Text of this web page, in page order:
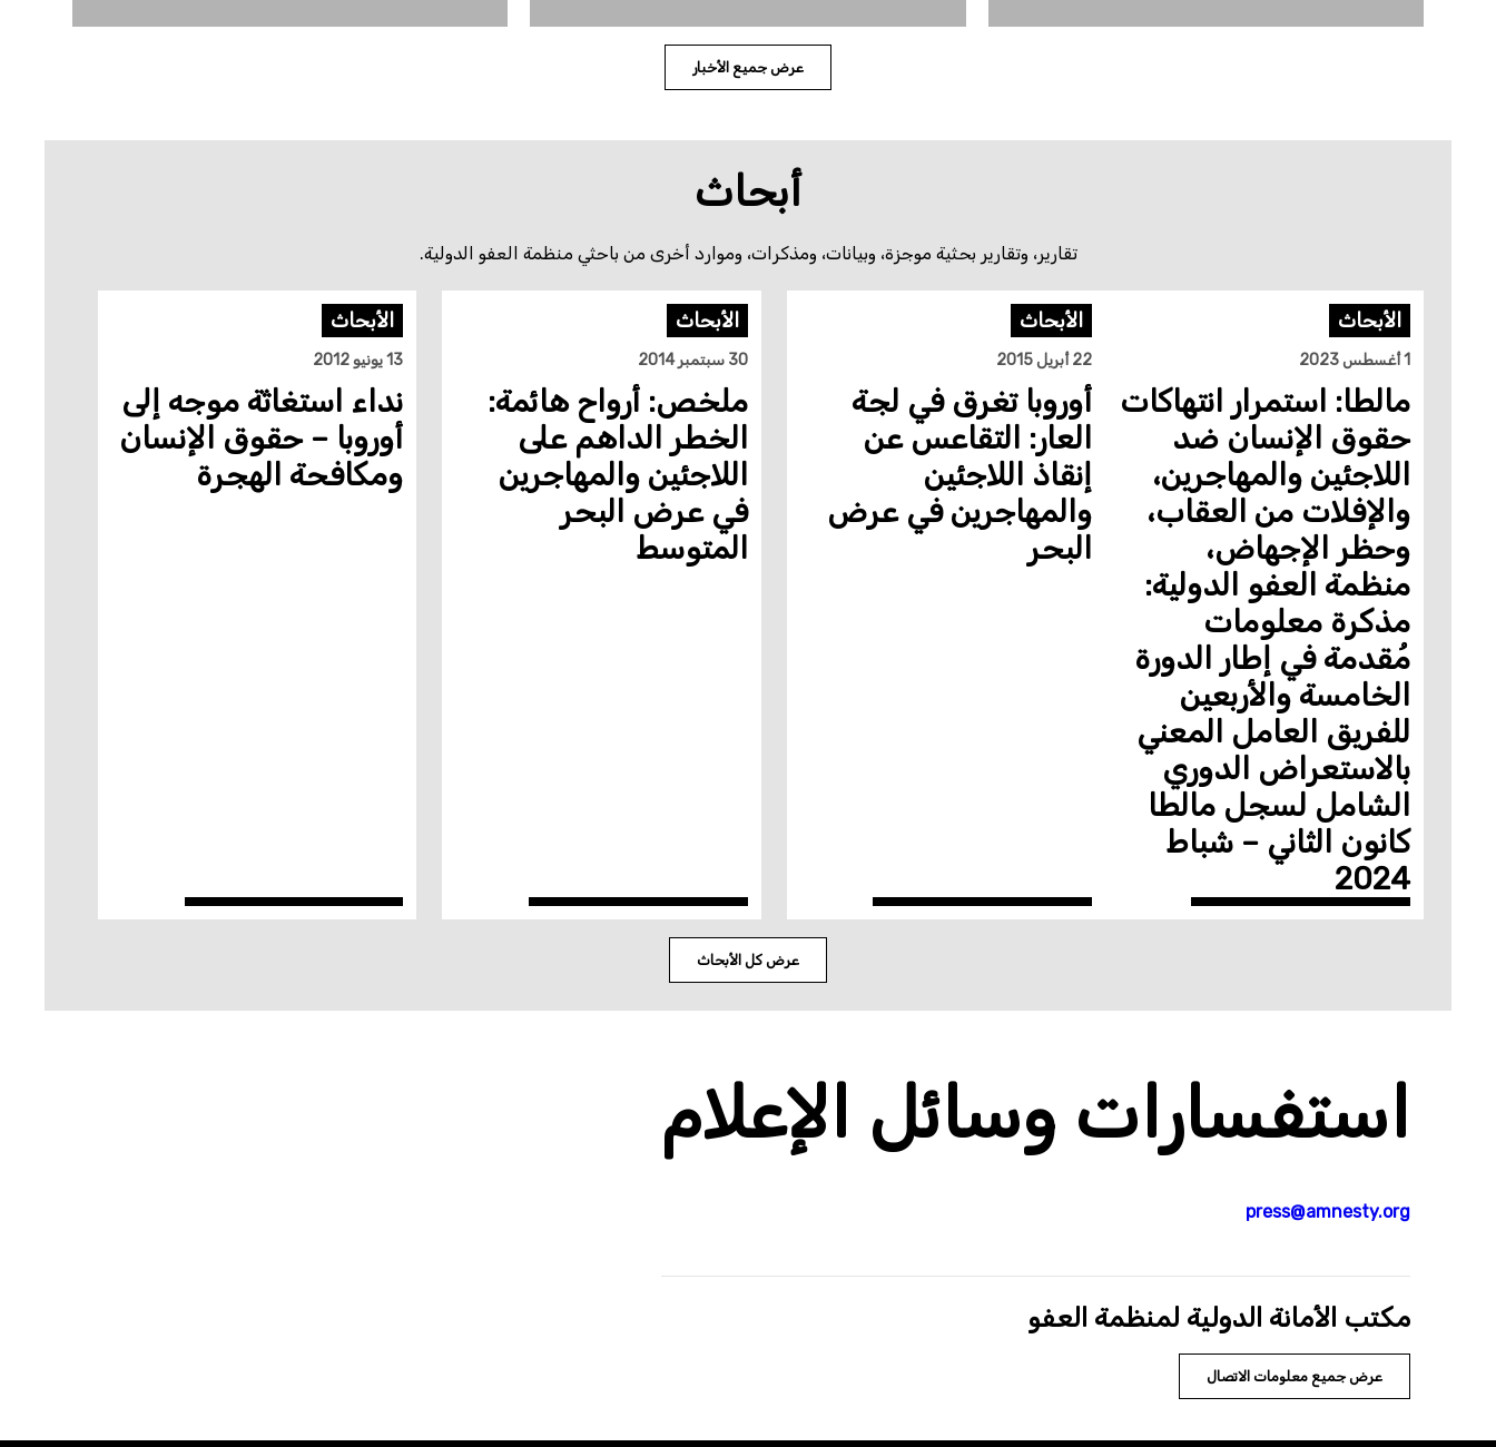
عرض جميع الأخبار
أبحاث
تقارير، وتقارير بحثية موجزة، وبيانات، ومذكرات، وموارد أخرى من باحثي منظمة العفو الدولية.
الأبحاث
1 أغسطس 2023
مالطا: استمرار انتهاكات
حقوق الإنسان ضد
اللاجئين والمهاجرين،
والإفلات من العقاب،
وحظر الإجهاض،
منظمة العفو الدولية:
مذكرة معلومات
مُقدمة في إطار الدورة
الخامسة والأربعين
للفريق العامل المعني
بالاستعراض الدوري
الشامل لسجل مالطا
كانون الثاني – شباط
2024
الأبحاث
22 أبريل 2015
أوروبا تغرق في لجة
العار: التقاعس عن
إنقاذ اللاجئين
والمهاجرين في عرض
البحر
الأبحاث
30 سبتمبر 2014
ملخص: أرواح هائمة:
الخطر الداهم على
اللاجئين والمهاجرين
في عرض البحر
المتوسط
الأبحاث
13 يونيو 2012
نداء استغاثة موجه إلى
أوروبا – حقوق الإنسان
ومكافحة الهجرة
عرض كل الأبحاث
استفسارات وسائل الإعلام
press@amnesty.org
مكتب الأمانة الدولية لمنظمة العفو
عرض جميع معلومات الاتصال